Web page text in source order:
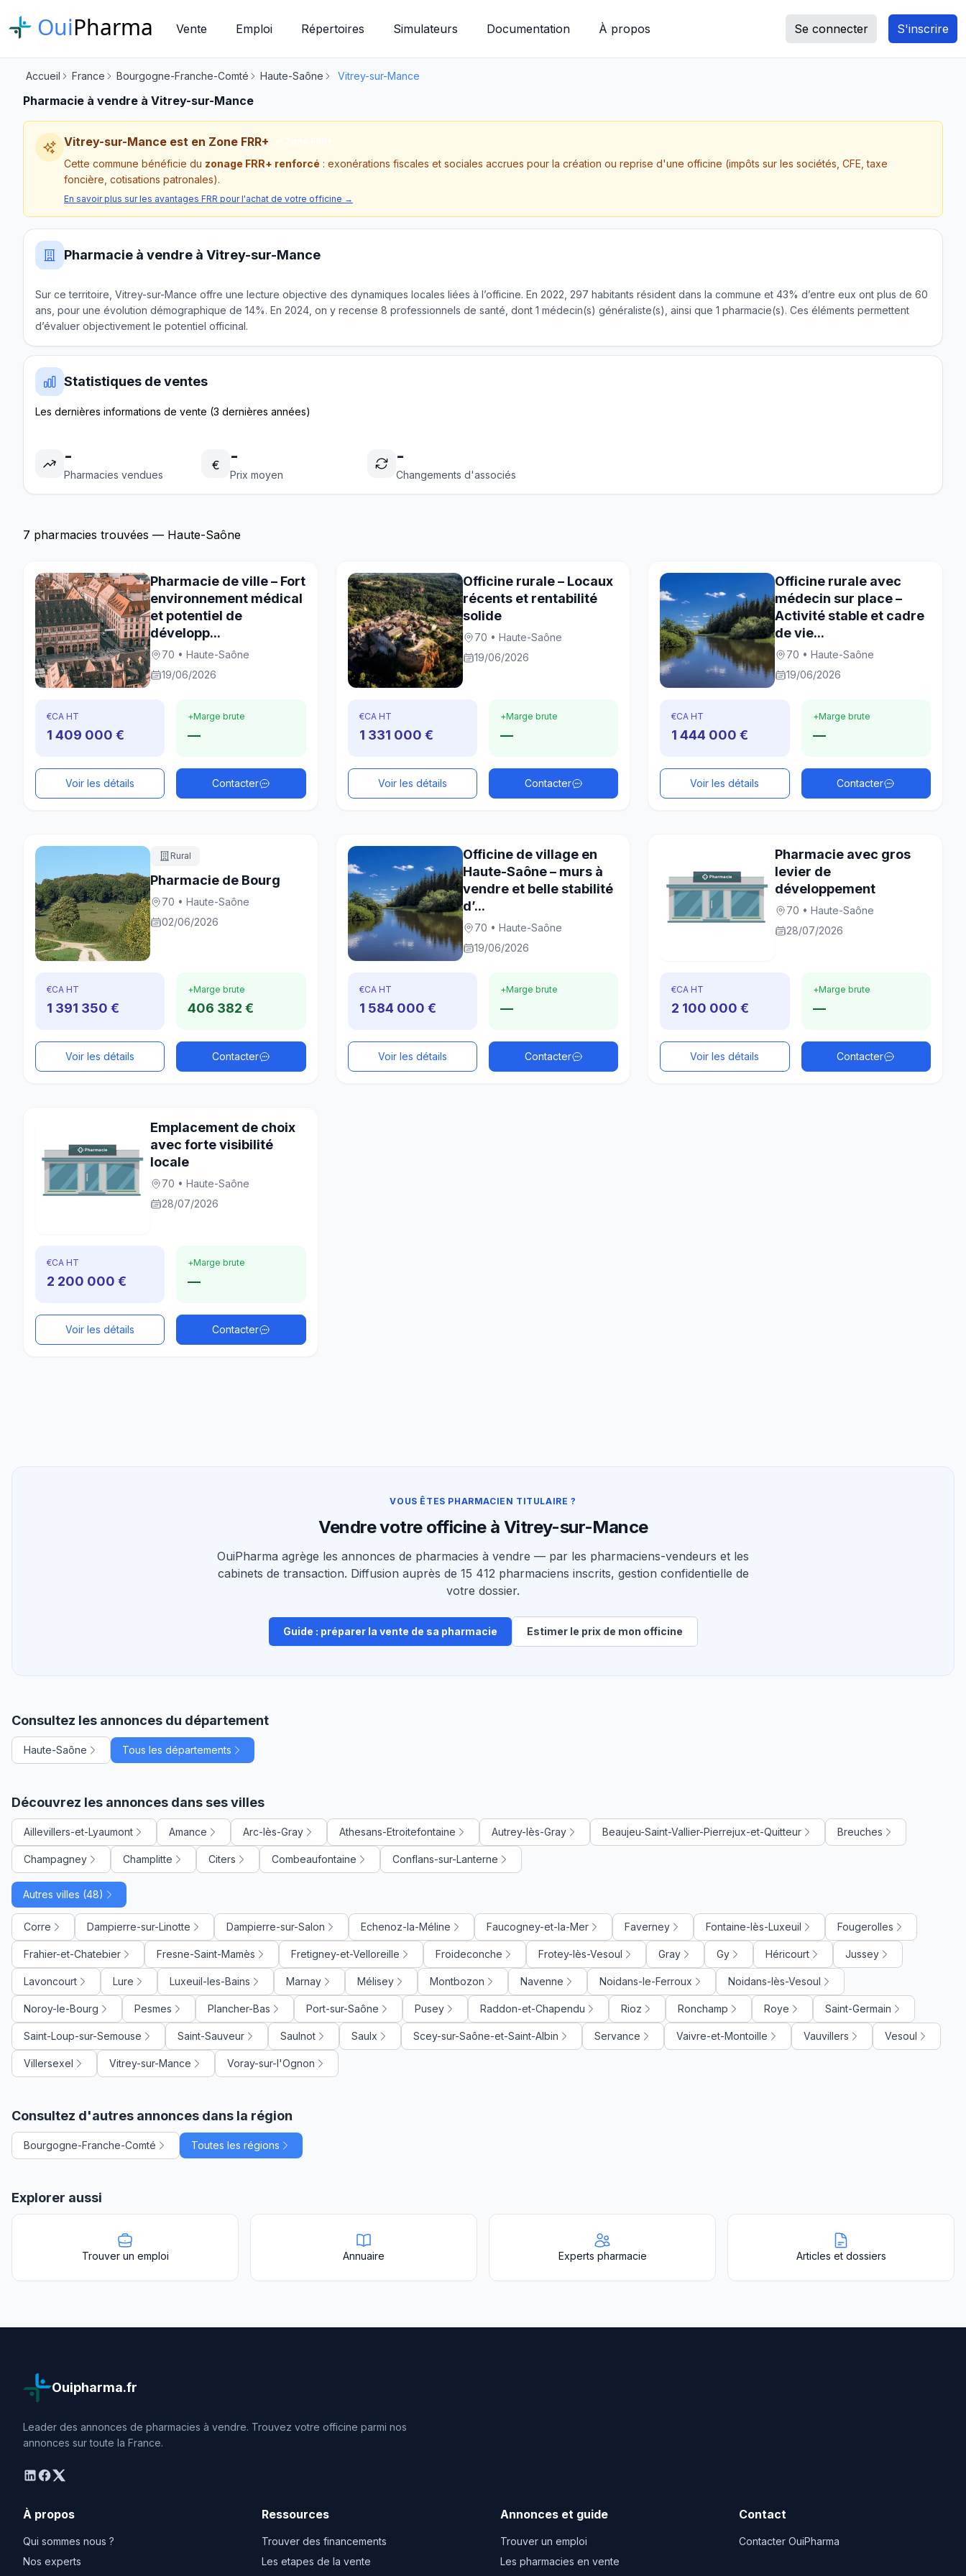
OuiPharma Vente Emploi Répertoires Simulateurs Documentation À propos Se connecter S'inscrire
Accueil France Bourgogne-Franche-Comté Haute-Saône Vitrey-sur-Mance
Pharmacie à vendre à Vitrey-sur-Mance
Vitrey-sur-Mance est en Zone FRR+
Cette commune bénéficie du zonage FRR+ renforcé : exonérations fiscales et sociales accrues pour la création ou reprise d'une officine (impôts sur les sociétés, CFE, taxe
foncière, cotisations patronales).
En savoir plus sur les avantages FRR pour l'achat de votre officine →
Pharmacie à vendre à Vitrey-sur-Mance
Sur ce territoire, Vitrey-sur-Mance offre une lecture objective des dynamiques locales liées à l’officine. En 2022, 297 habitants résident dans la commune et 43% d’entre eux ont plus de 60
ans, pour une évolution démographique de 14%. En 2024, on y recense 8 professionnels de santé, dont 1 médecin(s) généraliste(s), ainsi que 1 pharmacie(s). Ces éléments permettent
d’évaluer objectivement le potentiel officinal.
Statistiques de ventes
Les dernières informations de vente (3 dernières années)
-
Pharmacies vendues
€ -
Prix moyen
-
Changements d'associés
7 pharmacies trouvées — Haute-Saône
Pharmacie de ville – Fort
environnement médical
et potentiel de
développ...
70 • Haute-Saône
19/06/2026
€CA HT
1 409 000 €
+Marge brute
—
Voir les détails Contacter
Officine rurale – Locaux
récents et rentabilité
solide
70 • Haute-Saône
19/06/2026
€CA HT
1 331 000 €
+Marge brute
—
Voir les détails Contacter
Officine rurale avec
médecin sur place –
Activité stable et cadre
de vie...
70 • Haute-Saône
19/06/2026
€CA HT
1 444 000 €
+Marge brute
—
Voir les détails Contacter
Rural
Pharmacie de Bourg
70 • Haute-Saône
02/06/2026
€CA HT
1 391 350 €
+Marge brute
406 382 €
Voir les détails Contacter
Officine de village en
Haute-Saône – murs à
vendre et belle stabilité
d’...
70 • Haute-Saône
19/06/2026
€CA HT
1 584 000 €
+Marge brute
—
Voir les détails Contacter
Pharmacie avec gros
levier de
développement
70 • Haute-Saône
28/07/2026
€CA HT
2 100 000 €
+Marge brute
—
Voir les détails Contacter
Emplacement de choix
avec forte visibilité
locale
70 • Haute-Saône
28/07/2026
€CA HT
2 200 000 €
+Marge brute
—
Voir les détails Contacter
VOUS ÊTES PHARMACIEN TITULAIRE ?
Vendre votre officine à Vitrey-sur-Mance
OuiPharma agrège les annonces de pharmacies à vendre — par les pharmaciens-vendeurs et les
cabinets de transaction. Diffusion auprès de 15 412 pharmaciens inscrits, gestion confidentielle de
votre dossier.
Guide : préparer la vente de sa pharmacie Estimer le prix de mon officine
Consultez les annonces du département
Haute-Saône Tous les départements
Découvrez les annonces dans ses villes
Aillevillers-et-Lyaumont Amance Arc-lès-Gray Athesans-Etroitefontaine Autrey-lès-Gray Beaujeu-Saint-Vallier-Pierrejux-et-Quitteur Breuches
Champagney Champlitte Citers Combeaufontaine Conflans-sur-Lanterne
Autres villes (48)
Corre Dampierre-sur-Linotte Dampierre-sur-Salon Echenoz-la-Méline Faucogney-et-la-Mer Faverney Fontaine-lès-Luxeuil Fougerolles
Frahier-et-Chatebier Fresne-Saint-Mamès Fretigney-et-Velloreille Froideconche Frotey-lès-Vesoul Gray Gy Héricourt Jussey
Lavoncourt Lure Luxeuil-les-Bains Marnay Mélisey Montbozon Navenne Noidans-le-Ferroux Noidans-lès-Vesoul
Noroy-le-Bourg Pesmes Plancher-Bas Port-sur-Saône Pusey Raddon-et-Chapendu Rioz Ronchamp Roye Saint-Germain
Saint-Loup-sur-Semouse Saint-Sauveur Saulnot Saulx Scey-sur-Saône-et-Saint-Albin Servance Vaivre-et-Montoille Vauvillers Vesoul
Villersexel Vitrey-sur-Mance Voray-sur-l'Ognon
Consultez d'autres annonces dans la région
Bourgogne-Franche-Comté Toutes les régions
Explorer aussi
Trouver un emploi Annuaire Experts pharmacie Articles et dossiers
Ouipharma.fr
Leader des annonces de pharmacies à vendre. Trouvez votre officine parmi nos
annonces sur toute la France.
linkedin
facebook
twitter
À propos
Qui sommes nous ?
Nos experts
Ressources
Trouver des financements
Les etapes de la vente
Annonces et guide
Trouver un emploi
Les pharmacies en vente
Contact
Contacter OuiPharma